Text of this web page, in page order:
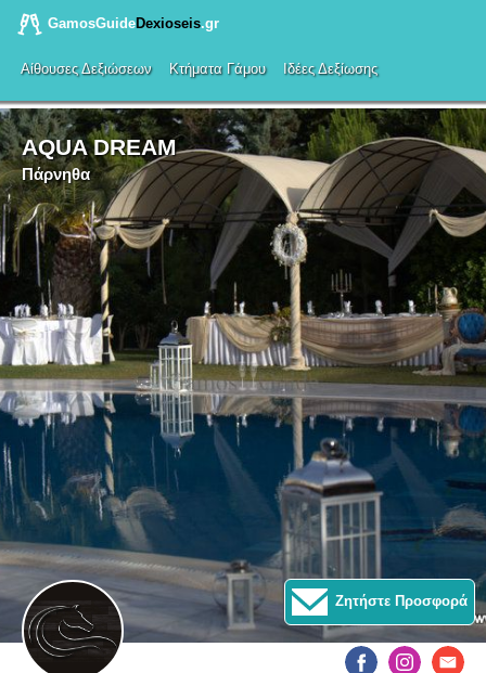
GamosGuideDexioseis.gr
Αίθουσες Δεξιώσεων Κτήματα Γάμου Ιδέες Δεξίωσης
AQUA DREAM
Πάρνηθα
Ζητήστε Προσφορά